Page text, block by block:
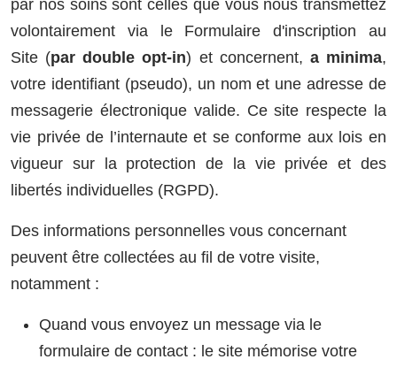
par nos soins sont celles que vous nous transmettez
volontairement via le Formulaire d'inscription au
Site (par double opt-in) et concernent, a minima,
votre identifiant (pseudo), un nom et une adresse de
messagerie électronique valide. Ce site respecte la
vie privée de l’internaute et se conforme aux lois en
vigueur sur la protection de la vie privée et des
libertés individuelles (RGPD).
Des informations personnelles vous concernant
peuvent être collectées au fil de votre visite,
notamment :
Quand vous envoyez un message via le
formulaire de contact : le site mémorise votre